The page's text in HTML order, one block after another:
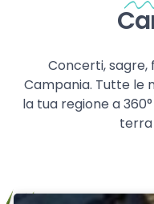
Concerti, sagre,
Campania. Tutte le
la tua regione a
terra